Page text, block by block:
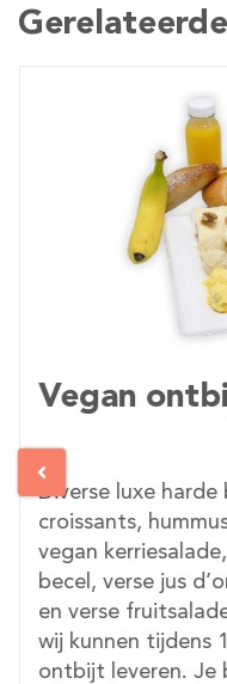
Vegan
Diverse luxe harde
croissants,
vegan
becel, verse jus
en verse
wij kunnen tijdens
ontbijt leveren. Je